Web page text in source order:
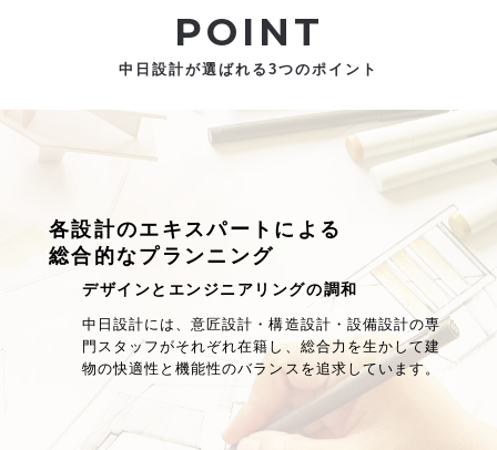
POINT
中日設計が選ばれる3つのポイント
各設計のエキスパートによる
総合的なプランニング
デザインとエンジニアリングの調和
中日設計には、意匠設計・構造設計・設備設計の専
門スタッフがそれぞれ在籍し、総合力を生かして建
物の快適性と機能性のバランスを追求しています。